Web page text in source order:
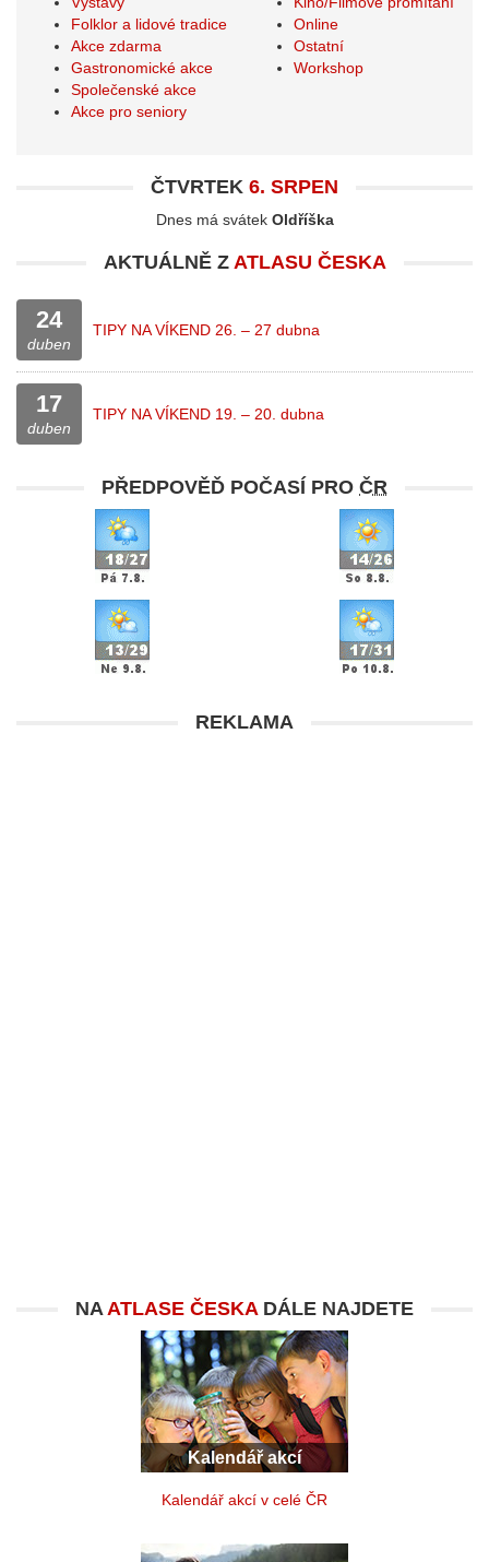
Folklor a lidové tradice
Akce zdarma
Gastronomické akce
Společenské akce
Akce pro seniory
Online
Ostatní
Workshop
ČTVRTEK 6. SRPEN
Dnes má svátek Oldříška
AKTUÁLNĚ Z ATLASU ČESKA
24
duben
TIPY NA VÍKEND 26. – 27 dubna
17
duben
TIPY NA VÍKEND 19. – 20. dubna
PŘEDPOVĚĎ POČASÍ PRO ČR
REKLAMA
NAATLASE ČESKADÁLE NAJDETE
Kalendář akcí
Kalendář akcí v celé ČR